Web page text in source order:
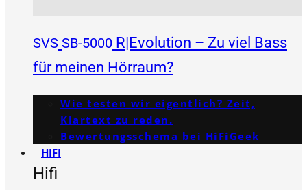
SVS SB-5000 R|Evolution – Zu viel Bass
für meinen Hörraum?
Wie testen wir eigentlich? Zeit,
Klartext zu reden.
Bewertungs­schema bei HiFiGeek
HIFI
Hifi